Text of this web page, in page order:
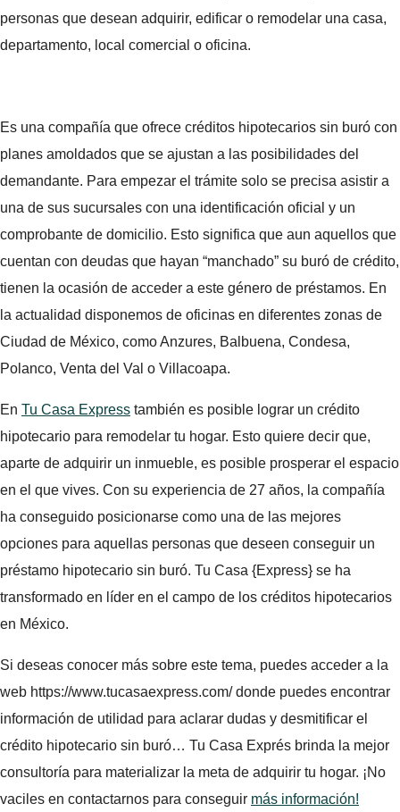
personas que desean adquirir, edificar o remodelar una casa,
departamento, local comercial o oficina.
Es una compañía que ofrece créditos hipotecarios sin buró con
planes amoldados que se ajustan a las posibilidades del
demandante. Para empezar el trámite solo se precisa asistir a
una de sus sucursales con una identificación oficial y un
comprobante de domicilio. Esto significa que aun aquellos que
cuentan con deudas que hayan “manchado” su buró de crédito,
tienen la ocasión de acceder a este género de préstamos. En
la actualidad disponemos de oficinas en diferentes zonas de
Ciudad de México, como Anzures, Balbuena, Condesa,
Polanco, Venta del Val o Villacoapa.
En Tu Casa Express también es posible lograr un crédito
hipotecario para remodelar tu hogar. Esto quiere decir que,
aparte de adquirir un inmueble, es posible prosperar el espacio
en el que vives. Con su experiencia de 27 años, la compañía
ha conseguido posicionarse como una de las mejores
opciones para aquellas personas que deseen conseguir un
préstamo hipotecario sin buró. Tu Casa {Express} se ha
transformado en líder en el campo de los créditos hipotecarios
en México.
Si deseas conocer más sobre este tema, puedes acceder a la
web https://www.tucasaexpress.com/ donde puedes encontrar
información de utilidad para aclarar dudas y desmitificar el
crédito hipotecario sin buró… Tu Casa Exprés brinda la mejor
consultoría para materializar la meta de adquirir tu hogar. ¡No
vaciles en contactarnos para conseguir más información!